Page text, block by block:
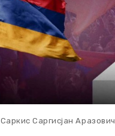
Саркис Саргисјан Аразович